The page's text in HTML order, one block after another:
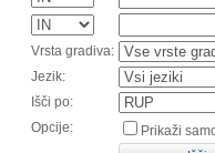
Vrsta gradiva:
Jezik:
Išči po:
Opcije:
Prikaži